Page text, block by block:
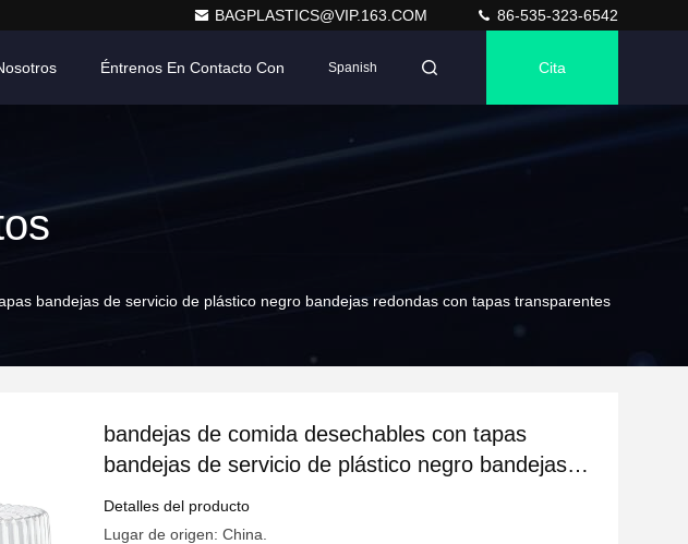
BAGPLASTICS@VIP.163.COM 86-535-323-6542
Éntrenos En Contacto Con Spanish Cita
bandejas de servicio de plástico negro bandejas redondas con tapas transparentes
bandejas de comida desechables con tapas
bandejas de servicio de plástico negro bandejas
redondas con tapas transparentes papel de cera
deli
Detalles del producto
Lugar de origen: China.